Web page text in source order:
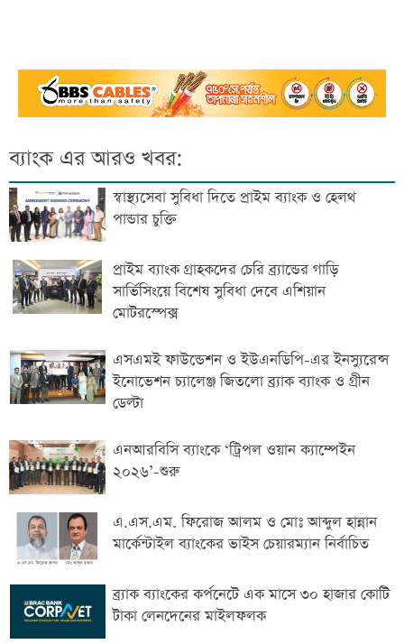
ব্যাংক এর আরও খবর:
স্বাস্থ্যসেবা সুবিধা দিতে প্রাইম ব্যাংক ও হেলথ
পান্ডার চুক্তি
প্রাইম ব্যাংক গ্রাহকদের চেরি ব্র্যান্ডের গাড়ি
সার্ভিসিংয়ে বিশেষ সুবিধা দেবে এশিয়ান
মোটরস্পেক্স
এসএমই ফাউন্ডেশন ও ইউএনডিপি-এর ইনস্যুরেন্স
ইনোভেশন চ্যালেঞ্জ জিতলো ব্র্যাক ব্যাংক ও গ্রীন
ডেল্টা
এনআরবিসি ব্যাংকে ‘ট্রিপল ওয়ান ক্যাম্পেইন
২০২৬’-শুরু
এ.এস.এম. ফিরোজ আলম ও মোঃ আব্দুল হান্নান
মার্কেন্টাইল ব্যাংকের ভাইস চেয়ারম্যান নির্বাচিত
ব্র্যাক ব্যাংকের কর্পনেটে এক মাসে ৩০ হাজার কোটি
টাকা লেনদেনের মাইলফলক